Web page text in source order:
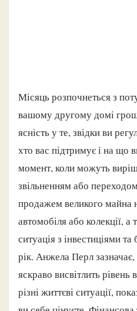
Місяць розпочнеться з
вашому другому домі
ясність у те, звідки ви
хто вас підтримує і на що
момент, коли можуть
звільненням або
продажем великого майна
автомобіля або колекції,
ситуація з інвестиціями
рік. Анжела Перл
яскраво висвітлить
різні життєві ситуації,